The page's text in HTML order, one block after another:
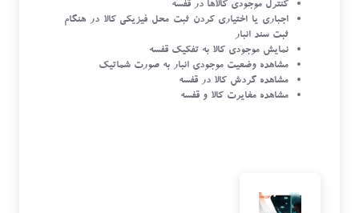
کنترل موجودی کالاها در قفسه
اجباری یا اختیاری کردن ثبت محل فیزیکی کالا در هنگام
ثبت سند انبار
نمایش موجودی کالا به تفکیک قفسه
مشاهده وضعیت موجودی انبار به صورت شماتیک
مشاهده گردش کالا در قفسه
مشاهده مغایرت کالا و قفسه